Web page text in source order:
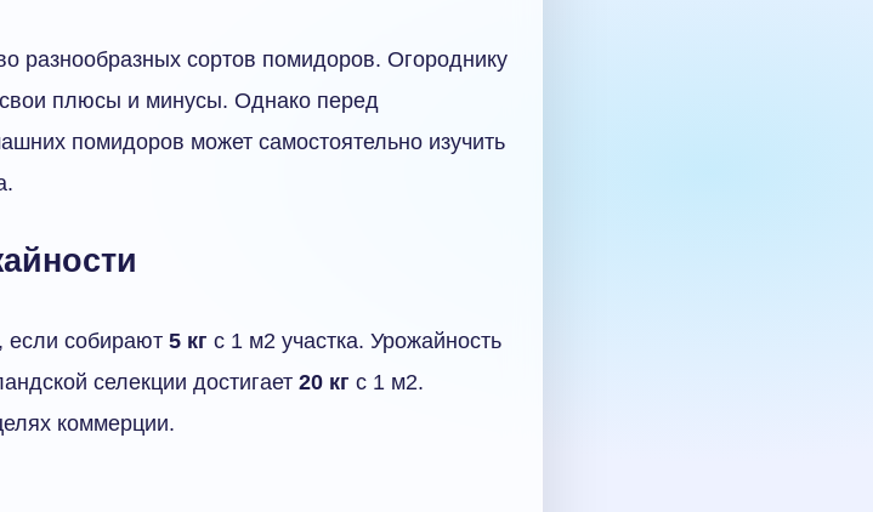
разнообразных сортов помидоров. Огороднику
плюсы и минусы. Однако перед
помидоров может самостоятельно изучить
если собирают 5 кг с 1 м2 участка. Урожайность
селекции достигает 20 кг с 1 м2.
коммерции.